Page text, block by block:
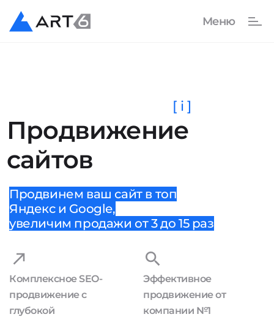
Продвижение
сайтов
[ i ]
Продвинем ваш сайт в топ
Яндекс и Google,
увеличим продажи от 3 до 15 раз
Комплексное SEO-
продвижение с
глубокой
Эффективное
продвижение от
компании №1